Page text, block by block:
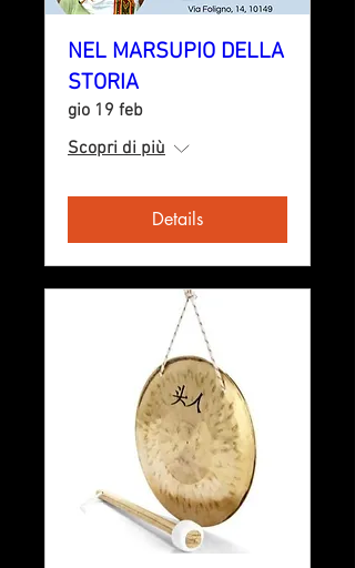
NEL MARSUPIO DELLA
STORIA
gio 19 feb
Scopri di più
Details